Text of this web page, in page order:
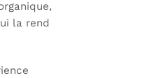
la rend